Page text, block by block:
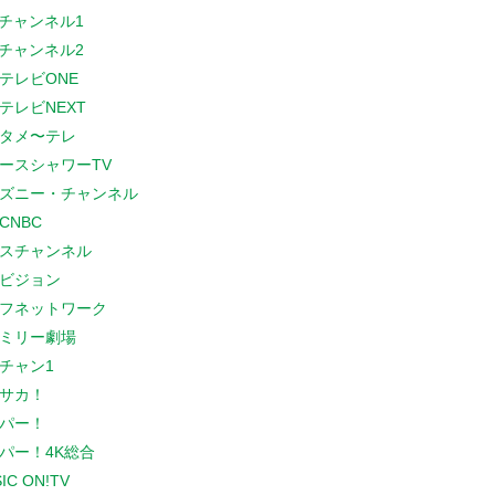
ャンネル1
ャンネル2
レビONE
レビNEXT
メ〜テレ
スシャワーTV
ニー・チャンネル
チャンネル
ジョン
ネットワーク
リー劇場
ャン1
カ！
ー！
ー！4K総合
ON!TV